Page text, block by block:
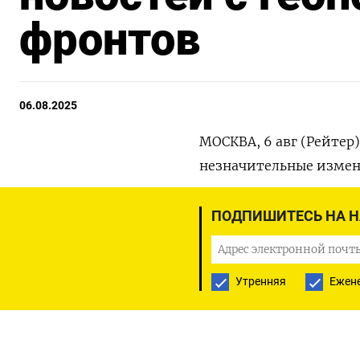
ПОДПИШИТЕСЬ НА
Утренняя
фронтов
06.08.2025
МОСКВА, 6 авг
незначительные
два дня до истечения
перемирия с Киевом,
рестрикциями.
На 9.30 МСК пара